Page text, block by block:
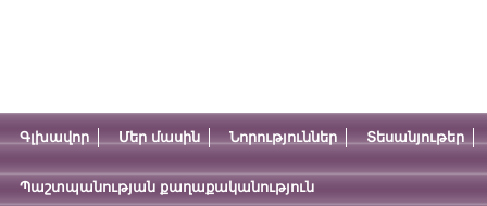
Գլխավոր Մեր մասին Նորություններ Տեսանյութեր
Պաշտպանության քաղաքականություն